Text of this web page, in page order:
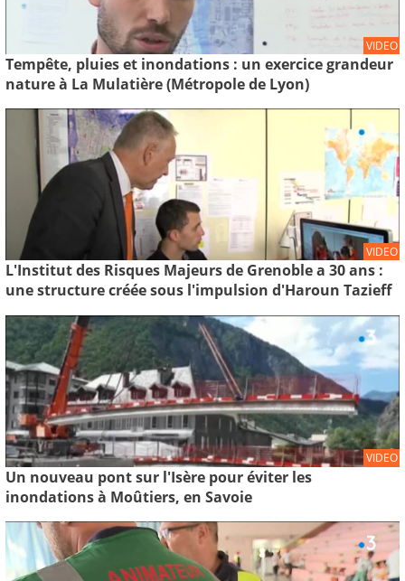
VIDEO
Tempête, pluies et inondations : un exercice grandeur
nature à La Mulatière (Métropole de Lyon)
VIDEO
L'Institut des Risques Majeurs de Grenoble a 30 ans :
une structure créée sous l'impulsion d'Haroun Tazieff
VIDEO
Un nouveau pont sur l'Isère pour éviter les
inondations à Moûtiers, en Savoie